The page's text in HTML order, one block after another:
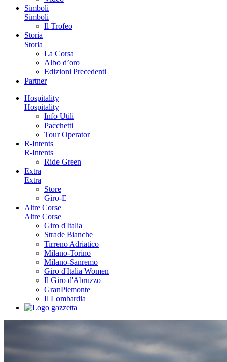
Simboli
Simboli
Il Trofeo
Storia
Storia
La Corsa
Albo d’oro
Edizioni Precedenti
Partner
Hospitality
Hospitality
Info Utili
Pacchetti
Tour Operator
R-Intents
R-Intents
Ride Green
Extra
Extra
Store
Giro-E
Altre Corse
Altre Corse
Giro d'Italia
Strade Bianche
Tirreno Adriatico
Milano-Torino
Milano-Sanremo
Giro d'Italia Women
Il Giro d'Abruzzo
GranPiemonte
Il Lombardia